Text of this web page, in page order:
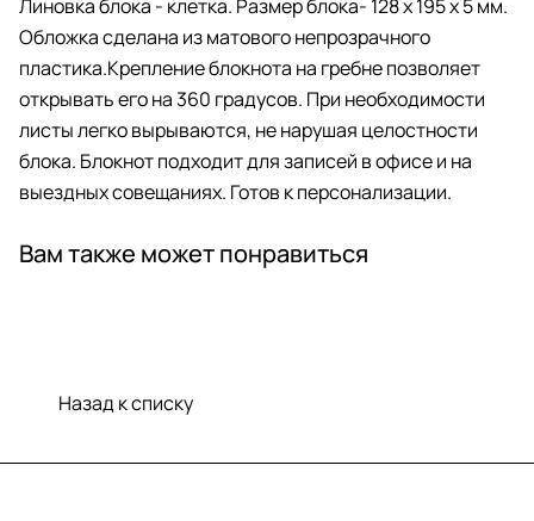
Линовка блока - клетка. Размер блока- 128 х 195 х 5 мм.
Обложка сделана из матового непрозрачного
пластика.Крепление блокнота на гребне позволяет
открывать его на 360 градусов. При необходимости
листы легко вырываются, не нарушая целостности
блока. Блокнот подходит для записей в офисе и на
выездных совещаниях. Готов к персонализации.
Вам также может понравиться
Назад к списку